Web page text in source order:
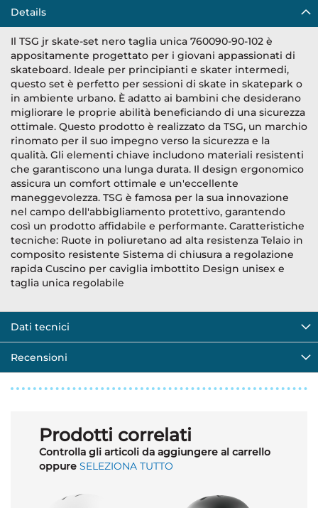
Details
Il TSG jr skate-set nero taglia unica 760090-90-102 è
appositamente progettato per i giovani appassionati di
skateboard. Ideale per principianti e skater intermedi,
questo set è perfetto per sessioni di skate in skatepark o
in ambiente urbano. È adatto ai bambini che desiderano
migliorare le proprie abilità beneficiando di una sicurezza
ottimale. Questo prodotto è realizzato da TSG, un marchio
rinomato per il suo impegno verso la sicurezza e la
qualità. Gli elementi chiave includono materiali resistenti
che garantiscono una lunga durata. Il design ergonomico
assicura un comfort ottimale e un'eccellente
maneggevolezza. TSG è famosa per la sua innovazione
nel campo dell'abbigliamento protettivo, garantendo
così un prodotto affidabile e performante. Caratteristiche
tecniche: Ruote in poliuretano ad alta resistenza Telaio in
composito resistente Sistema di chiusura a regolazione
rapida Cuscino per caviglia imbottito Design unisex e
taglia unica regolabile
Dati tecnici
Recensioni
Prodotti correlati
Controlla gli articoli da aggiungere al carrello
oppure SELEZIONA TUTTO